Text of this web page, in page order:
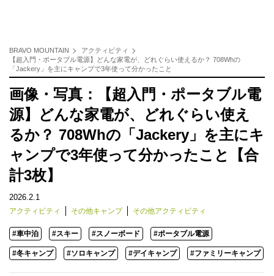
BRAVO MOUNTAIN
アクティビティ
【超入門・ポータブル電源】どんな家電が、どれぐらい使えるか？ 708Whの
「Jackery」を主にキャンプで3年使って分かったこと
画像・写真：【超入門・ポータブル電
源】どんな家電が、どれぐらい使え
るか？ 708Whの「Jackery」を主にキ
ャンプで3年使って分かったこと【合
計3枚】
2026.2.1
アクティビティ その他キャンプ その他アクティビティ
#車中泊 #スキー #スノーボード #ポータブル電源
#冬キャンプ #ソロキャンプ #デイキャンプ #ファミリーキャンプ